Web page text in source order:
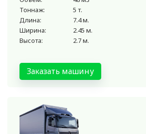
Тоннаж:
5 т.
Длина:
7.4 м.
Ширина:
2.45 м.
Высота:
2.7 м.
Заказать машину